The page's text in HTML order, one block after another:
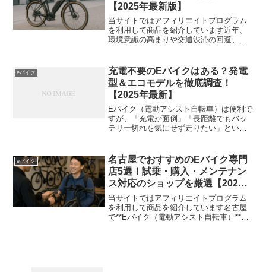
【2025年最新版】
当サイトではアフィリエイトプログラム
を利用して商品を紹介しています近年、
環境意識の高まりや交通渋滞の回避、健
えています。特に2025年現在、各メーカ
ーから高性能な...
eバイク
充電不要のEバイクはある？発電
型＆エコモデルを徹底調査！
【2025年最新】
Eバイク（電動アシスト自転車）は便利で
すが、「充電が面倒」「長距離でもバッ
テリー切れを気にせず走りたい」という
るのか？ 代替えとなる発電型モデルやエ
コな選択肢は何か？...
eバイク
名古屋でおすすめのEバイク専門
店5選！試乗・購入・メンテナン
ス対応のショップを厳選【2025
年最新版】
当サイトではアフィリエイトプログラム
を利用して商品を紹介しています名古屋
で**Eバイク（電動アシスト自転車）**を